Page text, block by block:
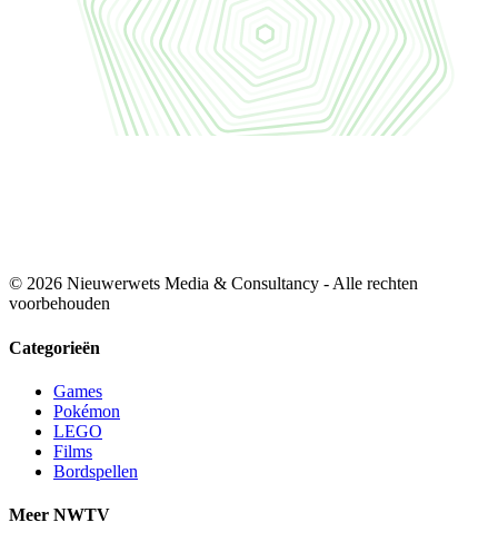
© 2026 Nieuwerwets Media & Consultancy - Alle rechten
voorbehouden
Categorieën
Games
Pokémon
LEGO
Films
Bordspellen
Meer NWTV